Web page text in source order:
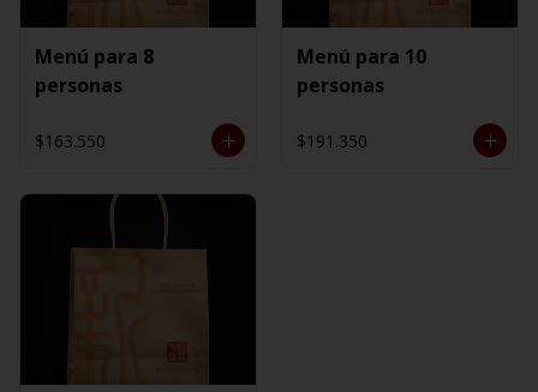
Menú para 8
personas
$163.550
Menú para 10
personas
$191.350